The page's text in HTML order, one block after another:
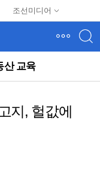
조선미디어
산 교육
지, 헐값에